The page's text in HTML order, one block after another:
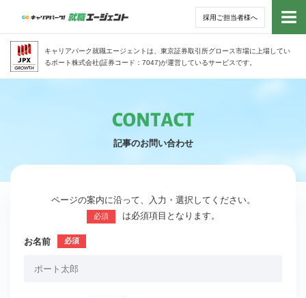
採用ご担当者様へ
キャリアパーク就職エージェントは、東京証券取引所グロース市場に上場してい
るポート株式会社(証券コード：7047)が運営しているサービスです。
トッ
記事のお問い合わせ
ページの案内に沿って、入力・選択してください。
必須 は必須項目となります。
お名前